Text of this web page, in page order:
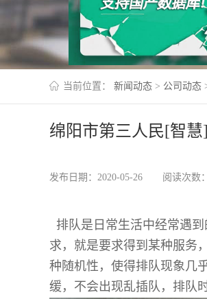
当前位置： 新闻动态 > 公司动态
绵阳市第三人民[智
发布日期：2020-05-26 阅读次数
排队是日常生活中经常遇
求，就是要求得到某种服务
种随机性，使得排队现象几
缓，不会出现乱插队，排队